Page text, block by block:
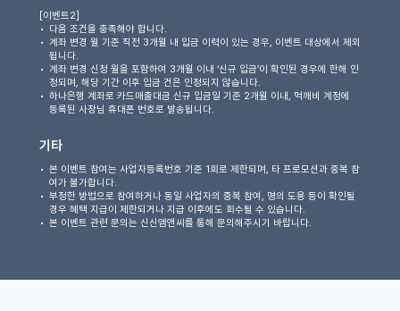
[이벤트2]
다음 조건을 충족해야 합니다.
계좌 변경 월 기준 직전 3개월 내 입금 이력이 있는 경우, 이벤트 대상에서 제외
됩니다.
계좌 변경 신청 월을 포함하여 3개월 이내 ‘신규 입금’이 확인된 경우에 한해 인
정되며, 해당 기간 이후 입금 건은 인정되지 않습니다.
하나은행 계좌로 카드매출대금 신규 입금일 기준 2개월 이내, 먹깨비 계정에
등록된 사장님 휴대폰 번호로 발송됩니다.
기타
본 이벤트 참여는 사업자등록번호 기준 1회로 제한되며, 타 프로모션과 중복 참
여가 불가합니다.
부정한 방법으로 참여하거나 동일 사업자의 중복 참여, 명의 도용 등이 확인될
경우 혜택 지급이 제한되거나 지급 이후에도 회수될 수 있습니다.
본 이벤트 관련 문의는 신신엠앤씨를 통해 문의해주시기 바랍니다.